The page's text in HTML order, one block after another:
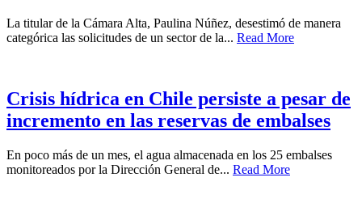
La titular de la Cámara Alta, Paulina Núñez, desestimó de manera
categórica las solicitudes de un sector de la... Read More
Crisis hídrica en Chile persiste a pesar de
incremento en las reservas de embalses
En poco más de un mes, el agua almacenada en los 25 embalses
monitoreados por la Dirección General de... Read More